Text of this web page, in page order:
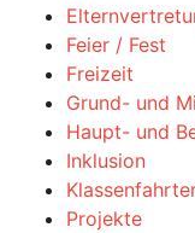
Feier / Fest
Freizeit
Grund- und
Haupt- und
Inklusion
Projekte